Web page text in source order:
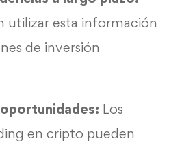
utilizar esta información
de inversión
Los
en cripto pueden